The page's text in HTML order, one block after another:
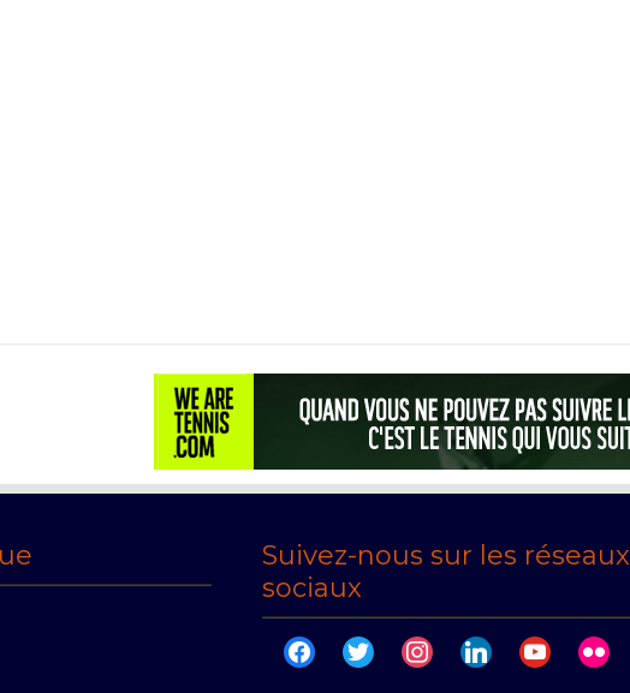
Suivez-nous sur les réseaux
sociaux
facebooktwitter instagramlinkedinyoutubeflickr